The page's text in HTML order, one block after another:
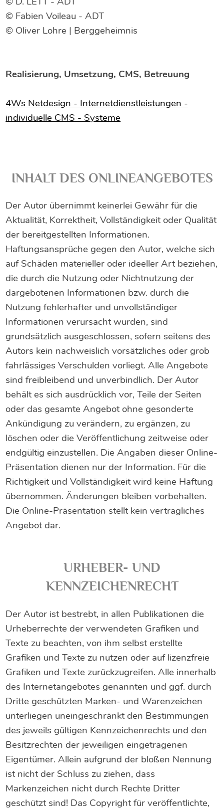
© Fabien Voileau - ADT
© Oliver Lohre | Berggeheimnis
Realisierung, Umsetzung, CMS, Betreuung
4Ws Netdesign - Internetdienstleistungen -
individuelle CMS - Systeme
INHALT DES ONLINEANGEBOTES
Der Autor übernimmt keinerlei Gewähr für die
Aktualität, Korrektheit, Vollständigkeit oder Qualität
der bereitgestellten Informationen.
Haftungsansprüche gegen den Autor, welche sich
auf Schäden materieller oder ideeller Art beziehen,
die durch die Nutzung oder Nichtnutzung der
dargebotenen Informationen bzw. durch die
Nutzung fehlerhafter und unvollständiger
Informationen verursacht wurden, sind
grundsätzlich ausgeschlossen, sofern seitens des
Autors kein nachweislich vorsätzliches oder grob
fahrlässiges Verschulden vorliegt. Alle Angebote
sind freibleibend und unverbindlich. Der Autor
behält es sich ausdrücklich vor, Teile der Seiten
oder das gesamte Angebot ohne gesonderte
Ankündigung zu verändern, zu ergänzen, zu
löschen oder die Veröffentlichung zeitweise oder
endgültig einzustellen. Die Angaben dieser Online-
Präsentation dienen nur der Information. Für die
Richtigkeit und Vollständigkeit wird keine Haftung
übernommen. Änderungen bleiben vorbehalten.
Die Online-Präsentation stellt kein vertragliches
Angebot dar.
URHEBER- UND
KENNZEICHENRECHT
Der Autor ist bestrebt, in allen Publikationen die
Urheberrechte der verwendeten Grafiken und
Texte zu beachten, von ihm selbst erstellte
Grafiken und Texte zu nutzen oder auf lizenzfreie
Grafiken und Texte zurückzugreifen. Alle innerhalb
des Internetangebotes genannten und ggf. durch
Dritte geschützten Marken- und Warenzeichen
unterliegen uneingeschränkt den Bestimmungen
des jeweils gültigen Kennzeichenrechts und den
Besitzrechten der jeweiligen eingetragenen
Eigentümer. Allein aufgrund der bloßen Nennung
ist nicht der Schluss zu ziehen, dass
Markenzeichen nicht durch Rechte Dritter
geschützt sind! Das Copyright für veröffentlichte,